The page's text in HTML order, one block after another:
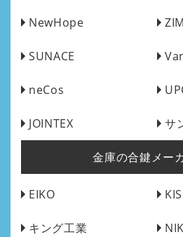
NewHope
SUNACE
neCos
JOINTEX サ
金庫の合鍵メー
EIKO KIS
キング工業